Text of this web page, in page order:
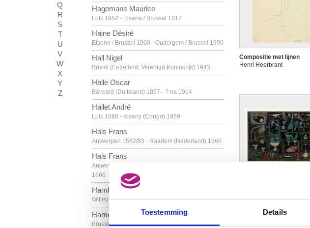
Toestemming Details
Q
R
S
T
U
V
W
X
Y
Z
Hagemans Maurice
Luik 1852 - Elsene / Brussel 1917
Haine Désiré
Elsene / Brussel 1900 - Oudergem / Brussel 1990
Hall Nigel
Bristol (Engeland, Verenigd Koninkrijk) 1943
Halle Oscar
Bärwald (Duitsland) 1857 - ? na 1914
Hallet André
Luik 1890 - Kiseny (Congo) 1959
Hals Frans
Antwerpen 1582/83 - Haarlem (Nederland) 1666
Hals Frans
Antwerpen ca.1582/83 - Haarlem (Nederland)
1666
Hambresin Albert
Willebroek 1850 - Genval 1937
Hamesse Adolphe Jean
Brussel 1849 - Elsene / Brussel 1925
Compositie met lijnen
Henri Heerbrant